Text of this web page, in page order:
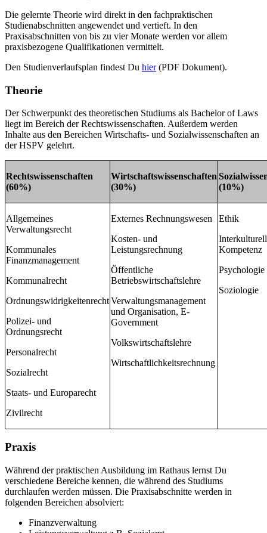
Die gelernte Theorie wird direkt in den fachpraktischen
Studienabschnitten angewendet und vertieft. In den
Praxisabschnitten von bis zu vier Monate werden vor allem
praxisbezogene Qualifikationen vermittelt.
Den Studienverlaufsplan findest Du hier(PDF Dokument).
Theorie
Der Schwerpunkt des theoretischen Studiums als Bachelor of Laws
liegt im Bereich der Rechtswissenschaften. Außerdem werden
Inhalte aus den Bereichen Wirtschafts- und Sozialwissenschaften an
der HSPV gelehrt.
Rechtswissenschaften
(60%)
Wirtschaftswissenschaften
(30%)
(10%)
Allgemeines
Verwaltungsrecht
Kommunales
Finanzmanagement
Kommunalrecht
Ordnungswidrigkeitenrecht
Polizei- und
Ordnungsrecht
Personalrecht
Sozialrecht
Staats- und Europarecht
Zivilrecht
Externes Rechnungswesen
Kosten- und
Leistungsrechnung
Öffentliche
Betriebswirtschaftslehre
Verwaltungsmanagement
und Organisation, E-
Government
Volkswirtschaftslehre
Wirtschaftlichkeitsrechnung
Ethik
Kompetenz
Psychologie
Soziologie
Praxis
Während der praktischen Ausbildung im Rathaus lernst Du
verschiedene Bereiche kennen, die während des Studiums
durchlaufen werden müssen. Die Praxisabschnitte werden in
folgenden Bereichen absolviert:
Finanzverwaltung